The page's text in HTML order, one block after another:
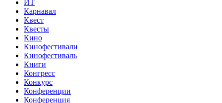
ИТ
Карнавал
Квест
Квесты
Кино
Кинофестивали
Кинофестиваль
Книги
Конгресс
Конкурс
Конференции
Конференция